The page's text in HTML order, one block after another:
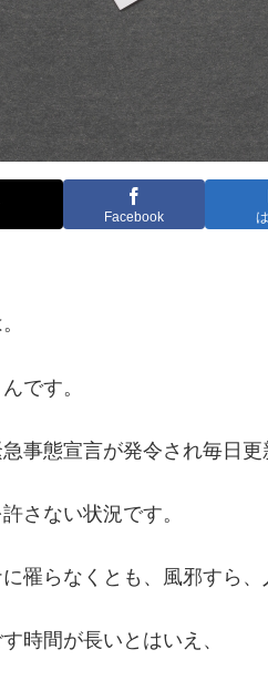
Facebook
です。
事態宣言が発令され毎日更
さない状況です。
罹らなくとも、風邪すら
時間が長いとはいえ、